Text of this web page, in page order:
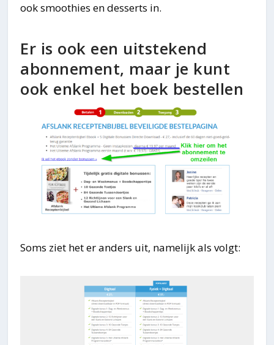
ook smoothies en desserts in.
Er is ook een uitstekend
abonnement, maar je kunt
ook enkel het boek bestellen
Soms ziet het er anders uit, namelijk als volgt: